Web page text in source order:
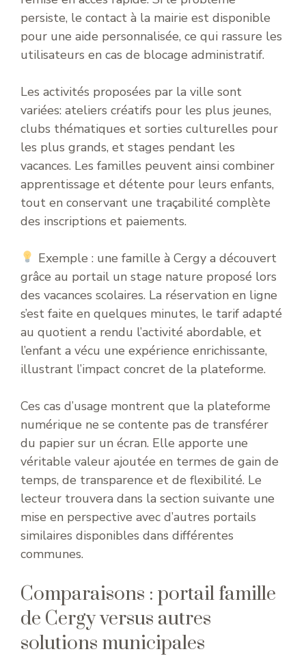
persiste, le contact à la mairie est disponible
pour une aide personnalisée, ce qui rassure les
utilisateurs en cas de blocage administratif.
Les activités proposées par la ville sont
variées: ateliers créatifs pour les plus jeunes,
clubs thématiques et sorties culturelles pour
les plus grands, et stages pendant les
vacances. Les familles peuvent ainsi combiner
apprentissage et détente pour leurs enfants,
tout en conservant une traçabilité complète
des inscriptions et paiements.
Exemple : une famille à Cergy a découvert
grâce au portail un stage nature proposé lors
des vacances scolaires. La réservation en ligne
s’est faite en quelques minutes, le tarif adapté
au quotient a rendu l’activité abordable, et
l’enfant a vécu une expérience enrichissante,
illustrant l’impact concret de la plateforme.
Ces cas d’usage montrent que la plateforme
numérique ne se contente pas de transférer
du papier sur un écran. Elle apporte une
véritable valeur ajoutée en termes de gain de
temps, de transparence et de flexibilité. Le
lecteur trouvera dans la section suivante une
mise en perspective avec d’autres portails
similaires disponibles dans différentes
communes.
Comparaisons : portail famille
de Cergy versus autres
solutions municipales